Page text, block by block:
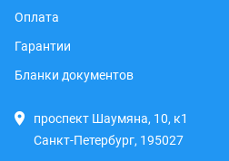
Оплата
Гарантии
Бланки документов
проспект Шаумяна, 10, к1
Санкт-Петербург, 195027